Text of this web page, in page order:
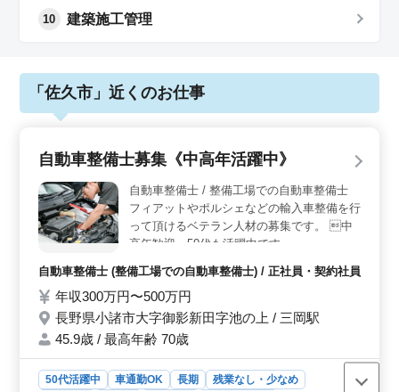
10 建築施工管理
「佐久市」近くのお仕事
自動車整備士募集《中高年活躍中》
自動車整備士 / 整備工場での自動車整備士
フィアットやポルシェなどの輸入車整備を行
って頂けるベテラン人材の募集です。 中
高年歓迎。50代も活躍中です。
自動車整備士 (整備工場での自動車整備士) / 正社員・契約社員
年収300万円〜500万円
長野県小諸市大字御影新田字池の上 / 三岡駅
45.9歳 / 最高年齢 70歳
50代活躍中 車通勤OK 長期
残業なし・少なめ